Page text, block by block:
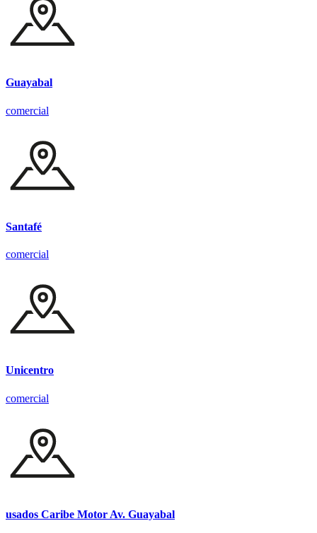
Guayabal
comercial
Santafé
comercial
Unicentro
comercial
usados Caribe Motor Av. Guayabal